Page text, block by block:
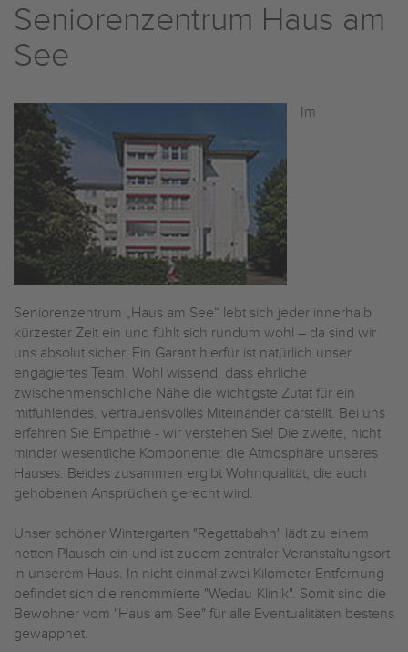
Seniorenzentrum Haus am
See
Im
Seniorenzentrum „Haus am See“ lebt sich jeder innerhalb
kürzester Zeit ein und fühlt sich rundum wohl – da sind wir
uns absolut sicher. Ein Garant hierfür ist natürlich unser
engagiertes Team. Wohl wissend, dass ehrliche
zwischenmenschliche Nähe die wichtigste Zutat für ein
mitfühlendes, vertrauensvolles Miteinander darstellt. Bei uns
erfahren Sie Empathie - wir verstehen Sie! Die zweite, nicht
minder wesentliche Komponente: die Atmosphäre unseres
Hauses. Beides zusammen ergibt Wohnqualität, die auch
gehobenen Ansprüchen gerecht wird.
Unser schöner Wintergarten "Regattabahn" lädt zu einem
netten Plausch ein und ist zudem zentraler Veranstaltungsort
in unserem Haus. In nicht einmal zwei Kilometer Entfernung
befindet sich die renommierte "Wedau-Klinik". Somit sind die
Bewohner vom "Haus am See" für alle Eventualitäten bestens
gewappnet.